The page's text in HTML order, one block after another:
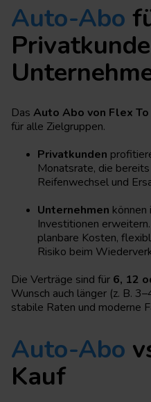
Auto-Abo
Das Auto Abo von Flex To
für alle Zielgruppen.
Privatkunden
Monatsrate, die
Reifenwechsel und
Unternehmen
Investitionen
planbare Kosten,
Risiko beim
Die Verträge sind für 6, 12
Wunsch auch länger (z. B.
stabile Raten und moderne
Auto-Abo
Kauf